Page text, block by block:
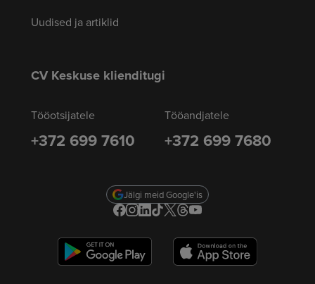
Uudised ja artiklid
CV Keskuse klienditugi
Tööotsijatele
+372 699 7610
Tööandjatele
+372 699 7680
Jälgi meid Google'is